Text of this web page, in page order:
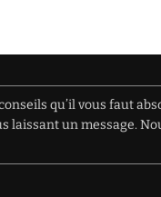
qu’il vous faut
laissant un message.